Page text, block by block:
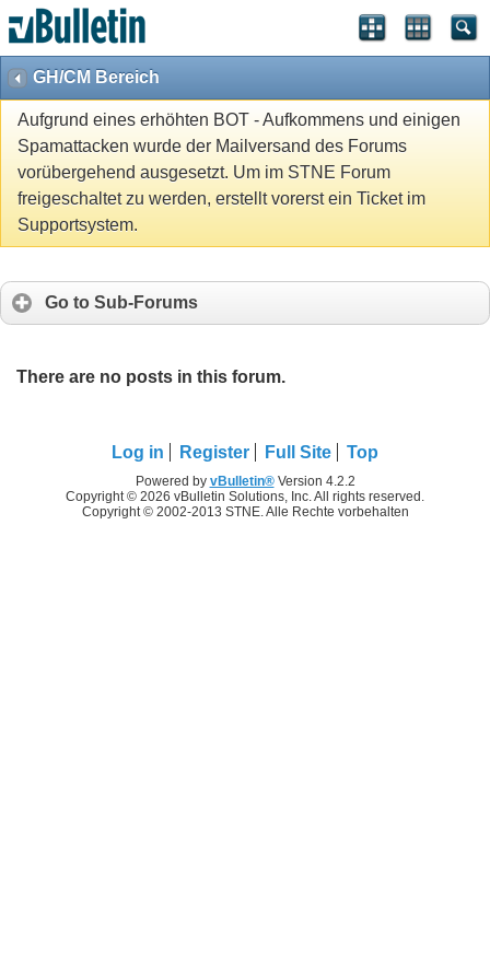
GH/CM Bereich
Aufgrund eines erhöhten BOT - Aufkommens und einigen
Spamattacken wurde der Mailversand des Forums
vorübergehend ausgesetzt. Um im STNE Forum
freigeschaltet zu werden, erstellt vorerst ein Ticket im
Supportsystem.
Go to Sub-Forums
There are no posts in this forum.
Log in Register Full Site Top
Powered by vBulletin®Version 4.2.2
Copyright © 2026 vBulletin Solutions, Inc. All rights reserved.
Copyright © 2002-2013 STNE. Alle Rechte vorbehalten